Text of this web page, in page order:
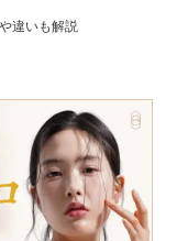
違いも解説